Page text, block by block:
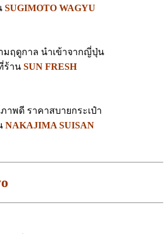
SUGIMOTO WAGYU
มฤดูกาล นำเข้าจากญี่ปุ่น
ร้านSUN FRESH
พดี ราคาสบายกระเป๋า
NAKAJIMA SUISAN